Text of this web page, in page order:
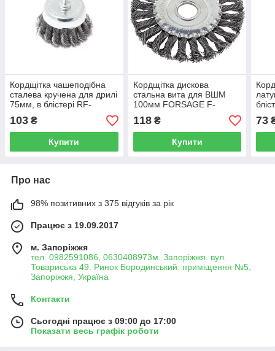
Кордщітка чашеподібна
сталева кручена для дрилі
75мм, в блістері RF-
BCR103
103 ₴
Купити
Кордщітка дискова
стальна вита для ВШМ
100мм FORSAGE F-
BWF104
118₴
Купити
73
Про нас
98% позитивних з 375 відгуків за рік
Працює з 19.09.2017
м. Запоріжжя
тел. 0982591086, 0630408973м. Запоріжжя. вул.
Товариська 49. Ринок Бородинський. приміщення №5,
Запоріжжя, Україна
Контакти
Сьогодні працює з 09:00 до 17:00
Показати весь графік роботи